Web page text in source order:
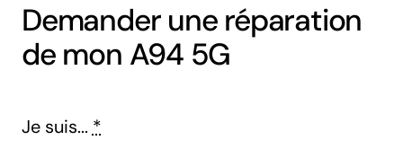
Demander une réparation
de mon A94 5G
Je suis... *